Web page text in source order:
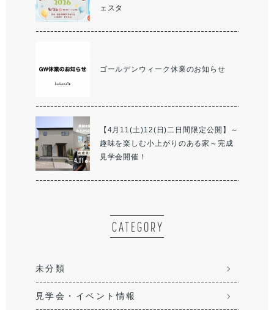
ェスタ
ゴールデンウィーク休業のお知らせ
【4月11(土)12(日)二日間限定公開】～
趣味を楽しむ小上がりのある家～完成
見学会開催！
CATEGORY
未分類
見学会・イベント情報